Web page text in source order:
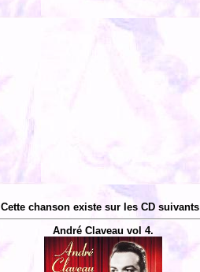
Cette chanson existe sur les CD
André Claveau vol 4.